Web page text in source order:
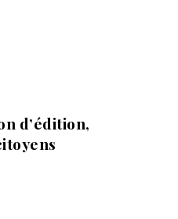
d’édition,